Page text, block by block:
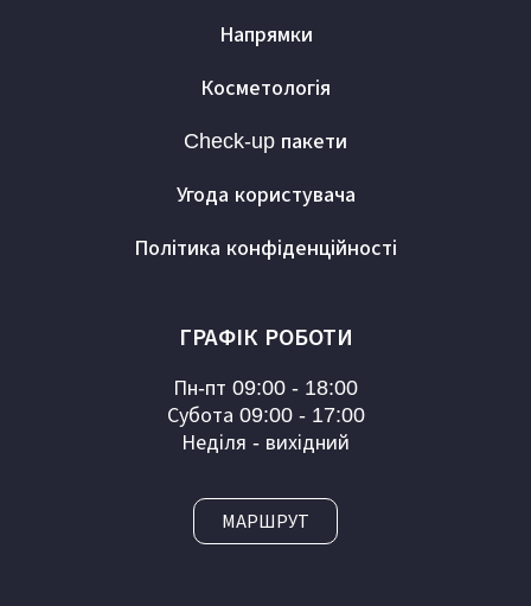
Напрямки
Косметологія
Check-up пакети
Угода користувача
Політика конфіденційності
ГРАФІК РОБОТИ
Пн-пт 09:00 - 18:00
Субота 09:00 - 17:00
Неділя - вихідний
МАРШРУТ